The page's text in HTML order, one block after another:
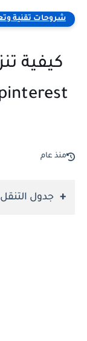
شروحات تقنية
كيفية
منذ عام
جدول التنقل